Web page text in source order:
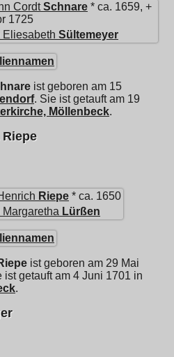
Cordt Schnare * ca. 1659, +
1725
Eliesabeth Sültemeyer
ist geboren am 15
. Sie ist getauft am 19
Möllenbeck.
Riepe * ca. 1650
Lürßen
ist geboren am 29 Mai
ist getauft am 4 Juni 1701 in
.